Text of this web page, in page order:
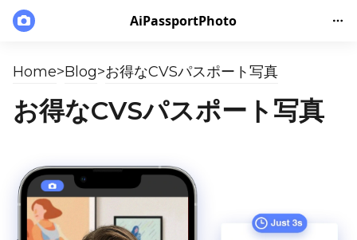
AiPassportPhoto
Home>Blog>お得なCVSパスポート写真
お得なCVSパスポート写真